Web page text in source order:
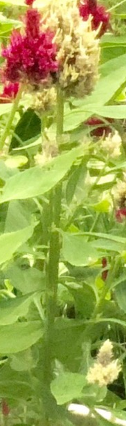
当相談所について
お問い合わせ
417D-B71C-